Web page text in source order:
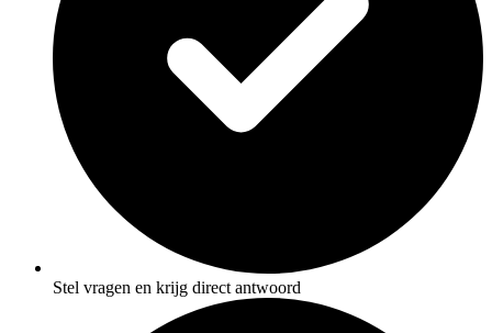
Stel vragen en krijg direct antwoord